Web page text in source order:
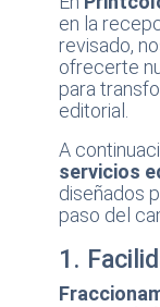
en la
revisado,
ofrecerte
para
editorial.
A
servicios
diseñados
paso del
1.